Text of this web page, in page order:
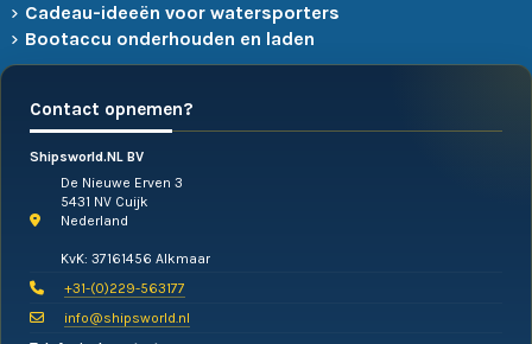
Cadeau-ideeën voor watersporters
Bootaccu onderhouden en laden
Contact opnemen?
Shipsworld.NL BV
De Nieuwe Erven 3
5431 NV Cuijk
Nederland
KvK: 37161456 Alkmaar
+31-(0)229-563177
info@shipsworld.nl